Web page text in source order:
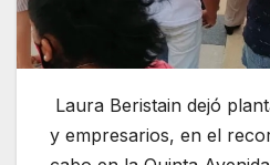
Laura Beristain dejó
y empresarios, en el